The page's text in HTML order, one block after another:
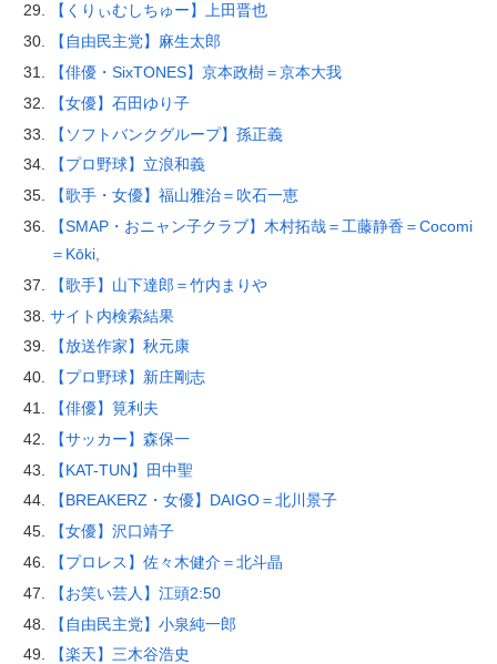
【くりぃむしちゅー】上田晋也
【自由民主党】麻生太郎
【俳優・SixTONES】京本政樹＝京本大我
【女優】石田ゆり子
【ソフトバンクグループ】孫正義
【プロ野球】立浪和義
【歌手・女優】福山雅治＝吹石一恵
【SMAP・おニャン子クラブ】木村拓哉＝工藤静香＝Cocomi
＝Kōki,
【歌手】山下達郎＝竹内まりや
サイト内検索結果
【放送作家】秋元康
【プロ野球】新庄剛志
【俳優】筧利夫
【サッカー】森保一
【KAT-TUN】田中聖
【BREAKERZ・女優】DAIGO＝北川景子
【女優】沢口靖子
【プロレス】佐々木健介＝北斗晶
【お笑い芸人】江頭2:50
【自由民主党】小泉純一郎
【楽天】三木谷浩史